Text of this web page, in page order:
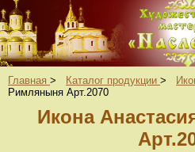
Главная > Каталог продукции >
Римляныня Арт.2070
Икона